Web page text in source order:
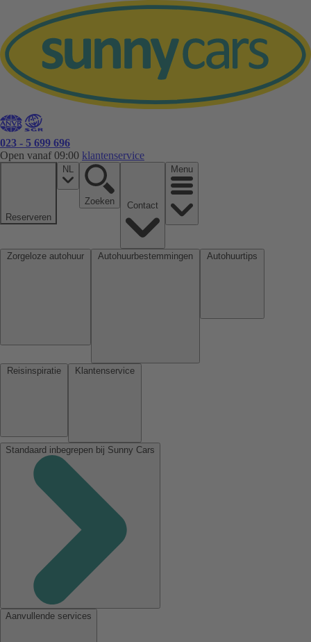
023 - 5 699 696
Open vanaf 09:00 klantenservice
Reserveren
NL
Zoeken
Menu
Standaard inbegrepen bij Sunny Cars
Aanvullende services